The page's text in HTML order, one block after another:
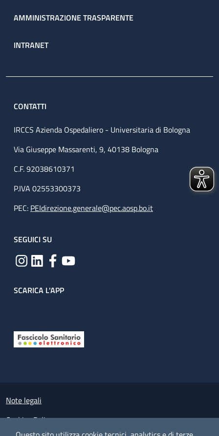
AMMINISTRAZIONE TRASPARENTE
INTRANET
CONTATTI
IRCCS Azienda Ospedaliero - Universitaria di Bologna
Via Giuseppe Massarenti, 9, 40138 Bologna
C.F. 92038610371
P.IVA 02553300373
PEC: PEIdirezione.generale@pec.aosp.bo.it
SEGUICI SU
SCARICA L'APP
Small prints
Note legali
Cookies Policy